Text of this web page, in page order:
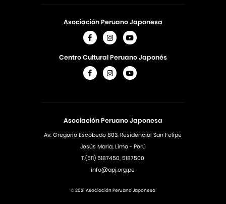
Asociación Peruano Japonesa
Av. Gregorio Escobedo 803, Residencial San Felipe
Jesús Maria, Lima - Perú
T.(511) 5187450, 5187500
info@apj.org.pe
Asociación Peruano Japonesa
Centro Cultural Peruano Japonés
© 2021 Asociación Peruano Japonesa